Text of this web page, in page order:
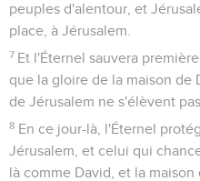
peuples d'alentour, et
place, à Jérusalem.
7 Et l'Éternel sauvera
que la gloire de la maison de
de Jérusalem ne s'élèvent
8 En ce jour-là, l'Éternel
Jérusalem, et celui qui
là comme David, et la maison